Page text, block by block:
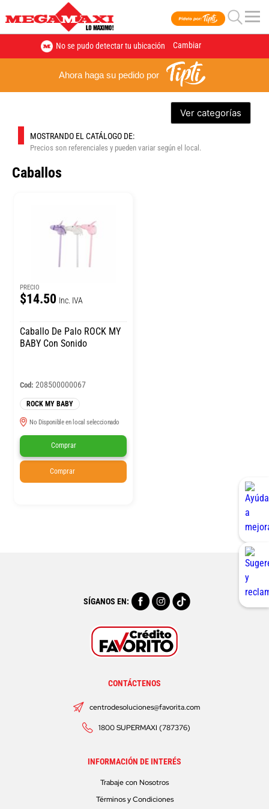
No se pudo detectar tu ubicación Cambiar
Ahora haga su pedido por
Ver categorías
MOSTRANDO EL CATÁLOGO DE:
Precios son referenciales y pueden variar según el local.
Caballos
PRECIO
$14.50 Inc. IVA
Caballo De Palo ROCK MY
BABY Con Sonido
Cod: 208500000067
ROCK MY BABY
No Disponible en local seleccionado
Comprar
Comprar
SÍGANOS EN:
CONTÁCTENOS
centrodesoluciones@favorita.com
1800 SUPERMAXI (787376)
INFORMACIÓN DE INTERÉS
Trabaje con Nosotros
Términos y Condiciones